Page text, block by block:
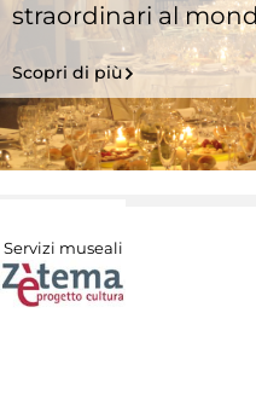
straordinari al
Scopri di più
Servizi museali